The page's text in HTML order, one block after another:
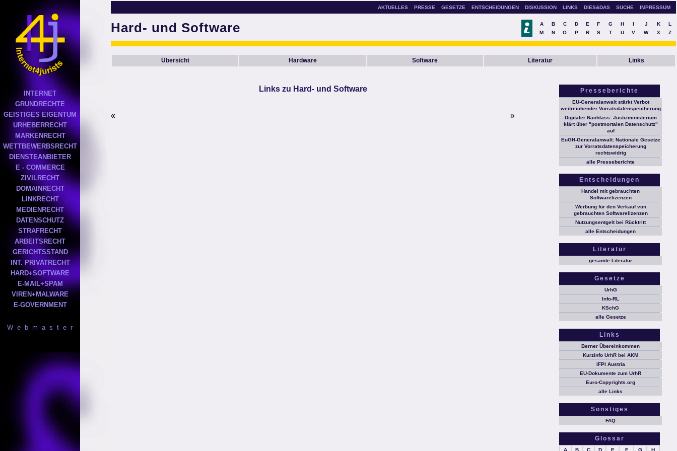
INTERNET
GRUNDRECHTE
GEISTIGES EIGENTUM
URHEBERRECHT
MARKENRECHT
WETTBEWERBSRECHT
DIENSTEANBIETER
E - COMMERCE
ZIVILRECHT
DOMAINRECHT
LINKRECHT
MEDIENRECHT
DATENSCHUTZ
STRAFRECHT
ARBEITSRECHT
GERICHTSSTAND
INT. PRIVATRECHT
HARD+SOFTWARE
E-MAIL+SPAM
VIREN+MALWARE
E-GOVERNMENT
W e b m a s t e r
AKTUELLES PRESSE GESETZE ENTSCHEIDUNGEN DISKUSSION LINKS DIES&DAS SUCHE IMPRESSUM
Hard- und Software A B C D E F G H I J K
L
M
N O P R S T U V W X Z
Übersicht Hardware Software Literatur Links
Links zu Hard- und Software
« »
Presseberichte
EU-Generalanwalt stärkt Verbot
weitreichender Vorratsdatenspeicherung
Digitaler Nachlass: Justizministerium
klärt über "postmortalen Datenschutz"
auf
EuGH-Generalanwalt: Nationale Gesetze
zur Vorratsdatenspeicherung
rechtswidrig
alle Presseberichte
Entscheidungen
Handel mit gebrauchten
Softwarelizenzen
Werbung für den Verkauf von
gebrauchten Softwarelizenzen
Nutzungsentgelt bei Rücktritt
alle Entscheidungen
Literatur
gesamte Literatur
Gesetze
UrhG
Info-RL
KSchG
alle Gesetze
Links
Berner Übereinkommen
Kurzinfo UrhR bei AKM
IFPI Austria
EU-Dokumente zum UrhR
Euro-Copyrights.org
alle Links
Sonstiges
FAQ
Glossar
A B C D E F G H